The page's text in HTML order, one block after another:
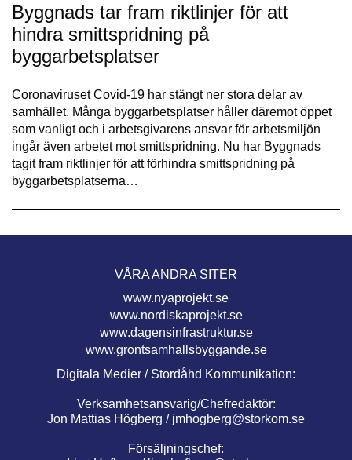
Byggnads tar fram riktlinjer för att
hindra smittspridning på
byggarbetsplatser
Coronaviruset Covid-19 har stängt ner stora delar av
samhället. Många byggarbetsplatser håller däremot öppet
som vanligt och i arbetsgivarens ansvar för arbetsmiljön
ingår även arbetet mot smittspridning. Nu har Byggnads
tagit fram riktlinjer för att förhindra smittspridning på
byggarbetsplatserna…
VÅRA ANDRA SITER
www.nyaprojekt.se
www.nordiskaprojekt.se
www.dagensinfrastruktur.se
www.grontsamhallsbyggande.se
Digitala Medier / Stordåhd Kommunikation:
Verksamhetsansvarig/Chefredaktör:
Jon Mattias Högberg / jmhogberg@storkom.se
Försäljningschef: